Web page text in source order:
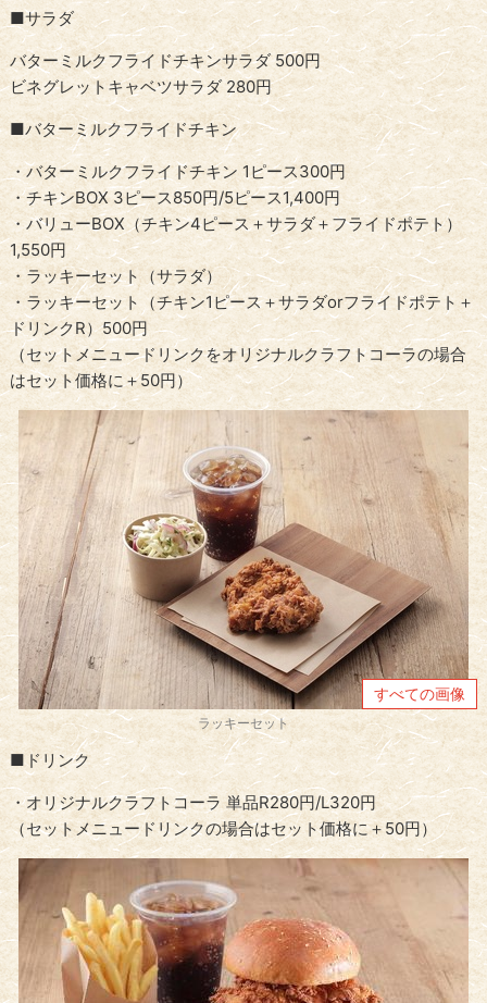
■サラダ
バターミルクフライドチキンサラダ 500円
ビネグレットキャベツサラダ 280円
■バターミルクフライドチキン
・バターミルクフライドチキン 1ピース300円
・チキンBOX 3ピース850円/5ピース1,400円
・バリューBOX（チキン4ピース＋サラダ＋フライドポテト）
1,550円
・ラッキーセット（サラダ）
・ラッキーセット（チキン1ピース＋サラダorフライドポテト＋
ドリンクR）500円
（セットメニュードリンクをオリジナルクラフトコーラの場合
はセット価格に＋50円）
すべての画像
ラッキーセット
■ドリンク
・オリジナルクラフトコーラ 単品R280円/L320円
（セットメニュードリンクの場合はセット価格に＋50円）